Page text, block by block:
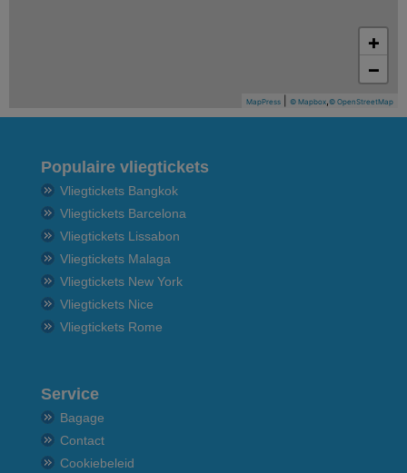
+
−
MapPress © Mapbox © OpenStreetMap
Populaire vliegtickets
Vliegtickets Bangkok
Vliegtickets Barcelona
Vliegtickets Lissabon
Vliegtickets Malaga
Vliegtickets New York
Vliegtickets Nice
Vliegtickets Rome
Service
Bagage
Contact
Cookiebeleid